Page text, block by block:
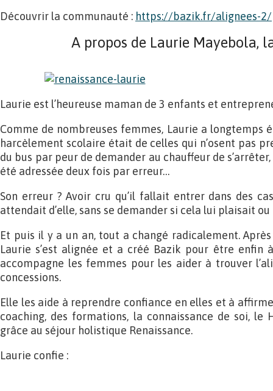
Découvrir la communauté : https://bazik.fr/alignees-2/
A propos de Laurie Mayebola,
Laurie est l’heureuse maman de 3 enfants et
Comme de nombreuses femmes, Laurie a longtemps
harcèlement scolaire était de celles qui n’osent pas
du bus par peur de demander au chauffeur de
été adressée deux fois par erreur…
Son erreur ? Avoir cru qu’il fallait entrer dans des
attendait d’elle, sans se demander si cela lui plaisait ou
Et puis il y a un an, tout a changé radicalement.
Laurie s’est alignée et a créé Bazik pour être enfin
accompagne les femmes pour les aider à trouver
concessions.
Elle les aide à reprendre confiance en elles et à
coaching, des formations, la connaissance de soi, le
grâce au séjour holistique Renaissance.
Laurie confie :